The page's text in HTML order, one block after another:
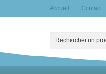
Accueil Contact